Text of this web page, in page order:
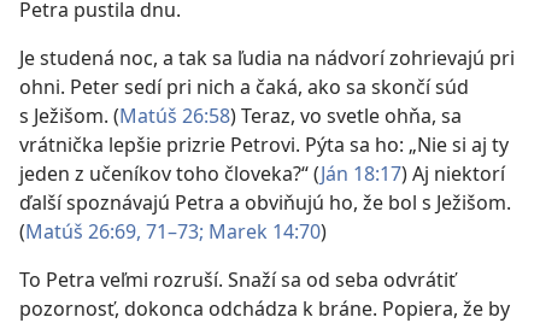
Petra pustila dnu.
Je studená noc, a tak sa ľudia na nádvorí zohrievajú pri
ohni. Peter sedí pri nich a čaká, ako sa skončí súd
s Ježišom. (Matúš 26:58) Teraz, vo svetle ohňa, sa
vrátnička lepšie prizrie Petrovi. Pýta sa ho: „Nie si aj ty
jeden z učeníkov toho človeka?“ (Ján 18:17) Aj niektorí
ďalší spoznávajú Petra a obviňujú ho, že bol s Ježišom.
(Matúš 26:69, 71–73; Marek 14:70)
To Petra veľmi rozruší. Snaží sa od seba odvrátiť
pozornosť, dokonca odchádza k bráne. Popiera, že by